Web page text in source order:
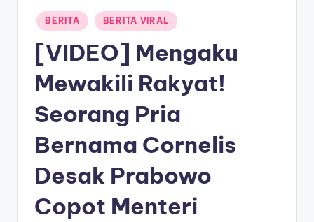
Posted
in
BERITA BERITA VIRAL
[VIDEO] Mengaku
Mewakili Rakyat!
Seorang Pria
Bernama Cornelis
Desak Prabowo
Copot Menteri